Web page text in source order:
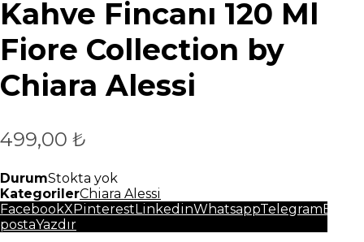
Kahve Fincanı 120 Ml
Fiore Collection by
Chiara Alessi
499,00 ₺
DurumStokta yok
KategorilerChiara Alessi
FacebookXPinterestLinkedinWhatsappTelegramE-
postaYazdır